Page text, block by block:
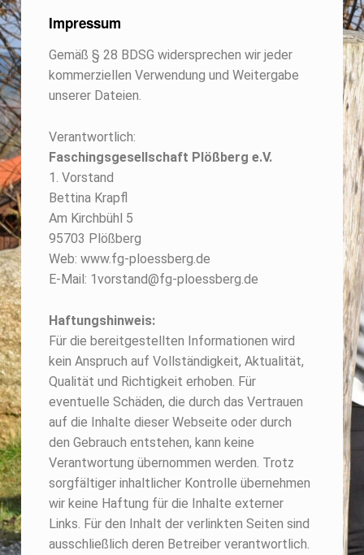
Impressum
Gemäß § 28 BDSG widersprechen wir jeder
kommerziellen Verwendung und Weitergabe
unserer Dateien.
Verantwortlich:
Faschingsgesellschaft Plößberg e.V.
1. Vorstand
Bettina Krapfl
Am Kirchbühl 5
95703 Plößberg
Web: www.fg-ploessberg.de
E-Mail: 1vorstand@fg-ploessberg.de
Haftungshinweis:
Für die bereitgestellten Informationen wird
kein Anspruch auf Vollständigkeit, Aktualität,
Qualität und Richtigkeit erhoben. Für
eventuelle Schäden, die durch das Vertrauen
auf die Inhalte dieser Webseite oder durch
den Gebrauch entstehen, kann keine
Verantwortung übernommen werden. Trotz
sorgfältiger inhaltlicher Kontrolle übernehmen
wir keine Haftung für die Inhalte externer
Links. Für den Inhalt der verlinkten Seiten sind
ausschließlich deren Betreiber verantwortlich.